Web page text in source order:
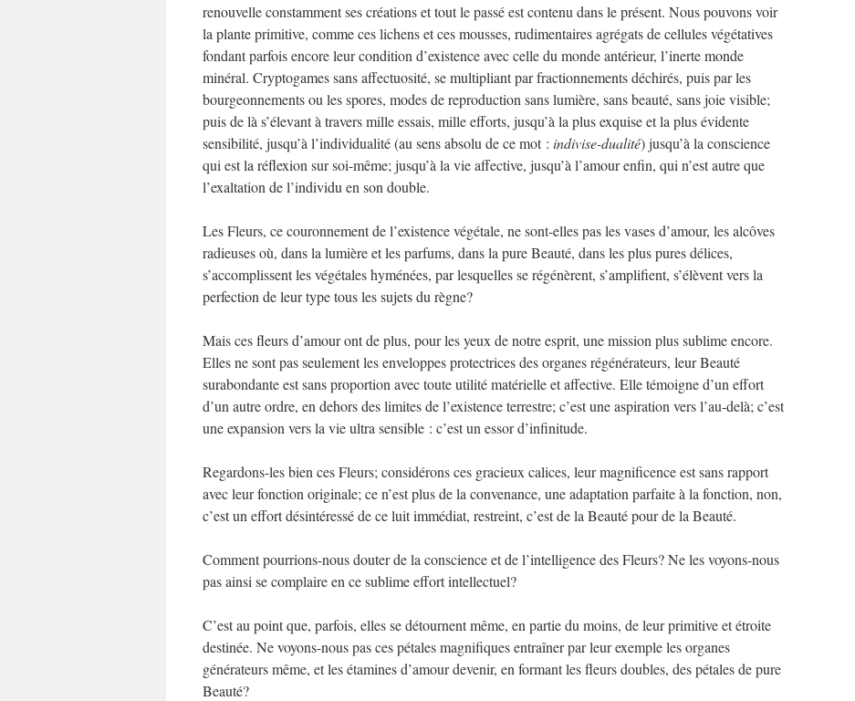
renouvelle constamment ses créations et tout le passé est contenu dans le présent. Nous pouvons voir
la plante primitive, comme ces lichens et ces mousses, rudimentaires agrégats de cellules végétatives
fondant parfois encore leur condition d’existence avec celle du monde antérieur, l’inerte monde
minéral. Cryptogames sans affectuosité, se multipliant par fractionnements déchirés, puis par les
bourgeonnements ou les spores, modes de reproduction sans lumière, sans beauté, sans joie visible;
puis de là s’élevant à travers mille essais, mille efforts, jusqu’à la plus exquise et la plus évidente
sensibilité, jusqu’à l’individualité (au sens absolu de ce mot : indivise-dualité) jusqu’à la conscience
qui est la réflexion sur soi-même; jusqu’à la vie affective, jusqu’à l’amour enfin, qui n’est autre que
l’exaltation de l’individu en son double.
Les Fleurs, ce couronnement de l’existence végétale, ne sont-elles pas les vases d’amour, les alcôves
radieuses où, dans la lumière et les parfums, dans la pure Beauté, dans les plus pures délices,
s’accomplissent les végétales hyménées, par lesquelles se régénèrent, s’amplifient, s’élèvent vers la
perfection de leur type tous les sujets du règne?
Mais ces fleurs d’amour ont de plus, pour les yeux de notre esprit, une mission plus sublime encore.
Elles ne sont pas seulement les enveloppes protectrices des organes régénérateurs, leur Beauté
surabondante est sans proportion avec toute utilité matérielle et affective. Elle témoigne d’un effort
d’un autre ordre, en dehors des limites de l’existence terrestre; c’est une aspiration vers l’au-delà; c’est
une expansion vers la vie ultra sensible : c’est un essor d’infinitude.
Regardons-les bien ces Fleurs; considérons ces gracieux calices, leur magnificence est sans rapport
avec leur fonction originale; ce n’est plus de la convenance, une adaptation parfaite à la fonction, non,
c’est un effort désintéressé de ce luit immédiat, restreint, c’est de la Beauté pour de la Beauté.
Comment pourrions-nous douter de la conscience et de l’intelligence des Fleurs? Ne les voyons-nous
pas ainsi se complaire en ce sublime effort intellectuel?
C’est au point que, parfois, elles se détournent même, en partie du moins, de leur primitive et étroite
destinée. Ne voyons-nous pas ces pétales magnifiques entraîner par leur exemple les organes
générateurs même, et les étamines d’amour devenir, en formant les fleurs doubles, des pétales de pure
Beauté?